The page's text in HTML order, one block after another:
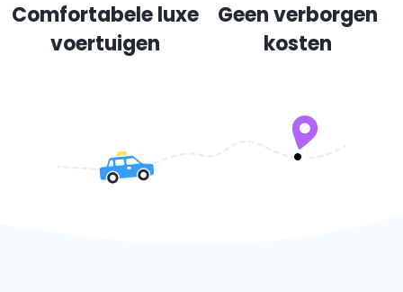
Comfortabele luxe
voertuigen
Geen verborgen
kosten